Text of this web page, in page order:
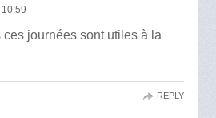
ces journées sont utiles à la
REPLY